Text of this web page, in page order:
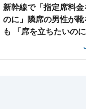
新幹線で「指定席料
のに」隣席の男性が
も 「席を立ちたいの